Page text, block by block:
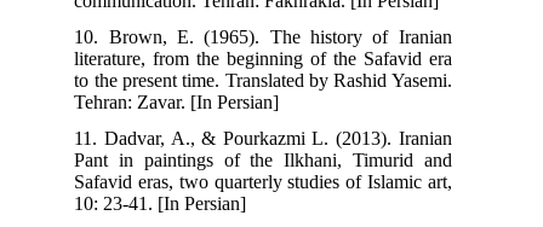
10. Brown, E. (1965). The history of Iranian
literature, from the beginning of the Safavid era
to the present time. Translated by Rashid Yasemi.
Tehran: Zavar. [In Persian]
11. Dadvar, A., & Pourkazmi L. (2013). Iranian
Pant in paintings of the Ilkhani, Timurid and
Safavid eras, two quarterly studies of Islamic art,
10: 23-41. [In Persian]